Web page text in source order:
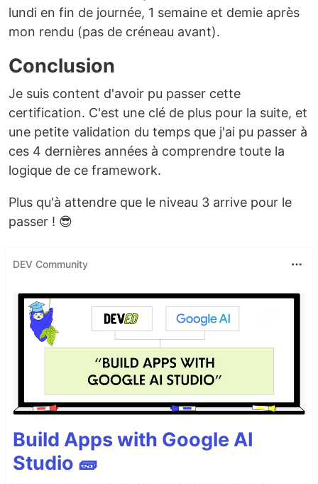
lundi en fin de journée, 1 semaine et demie après
mon rendu (pas de créneau avant).
Conclusion
Je suis content d'avoir pu passer cette
certification. C'est une clé de plus pour la suite, et
une petite validation du temps que j'ai pu passer à
ces 4 dernières années à comprendre toute la
logique de ce framework.
Plus qu'à attendre que le niveau 3 arrive pour le
passer ! 😎
DEV Community
Build Apps with Google AI
Studio 🧱